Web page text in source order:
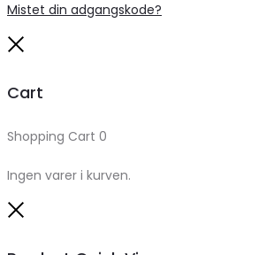
Mistet din adgangskode?
Cart
Shopping Cart 0
Ingen varer i kurven.